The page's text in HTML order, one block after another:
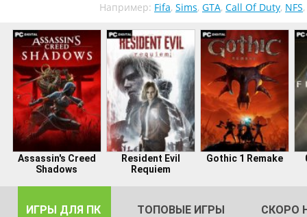
Например: Fifa, Sims, GTA, Call Of Duty, NFS,
Assassin's Creed
Shadows
Resident Evil
Requiem
Gothic 1 Remake
ИГРЫ ДЛЯ ПК ТОПОВЫЕ ИГРЫ СКОРО